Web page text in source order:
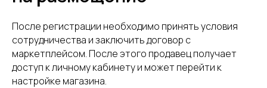
После регистрации необходимо принять условия
сотрудничества и заключить договор с
маркетплейсом. После этого продавец получает
доступ к личному кабинету и может перейти к
настройке магазина.